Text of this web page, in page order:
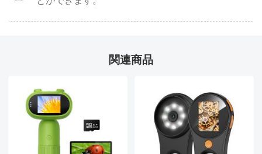
関連商品